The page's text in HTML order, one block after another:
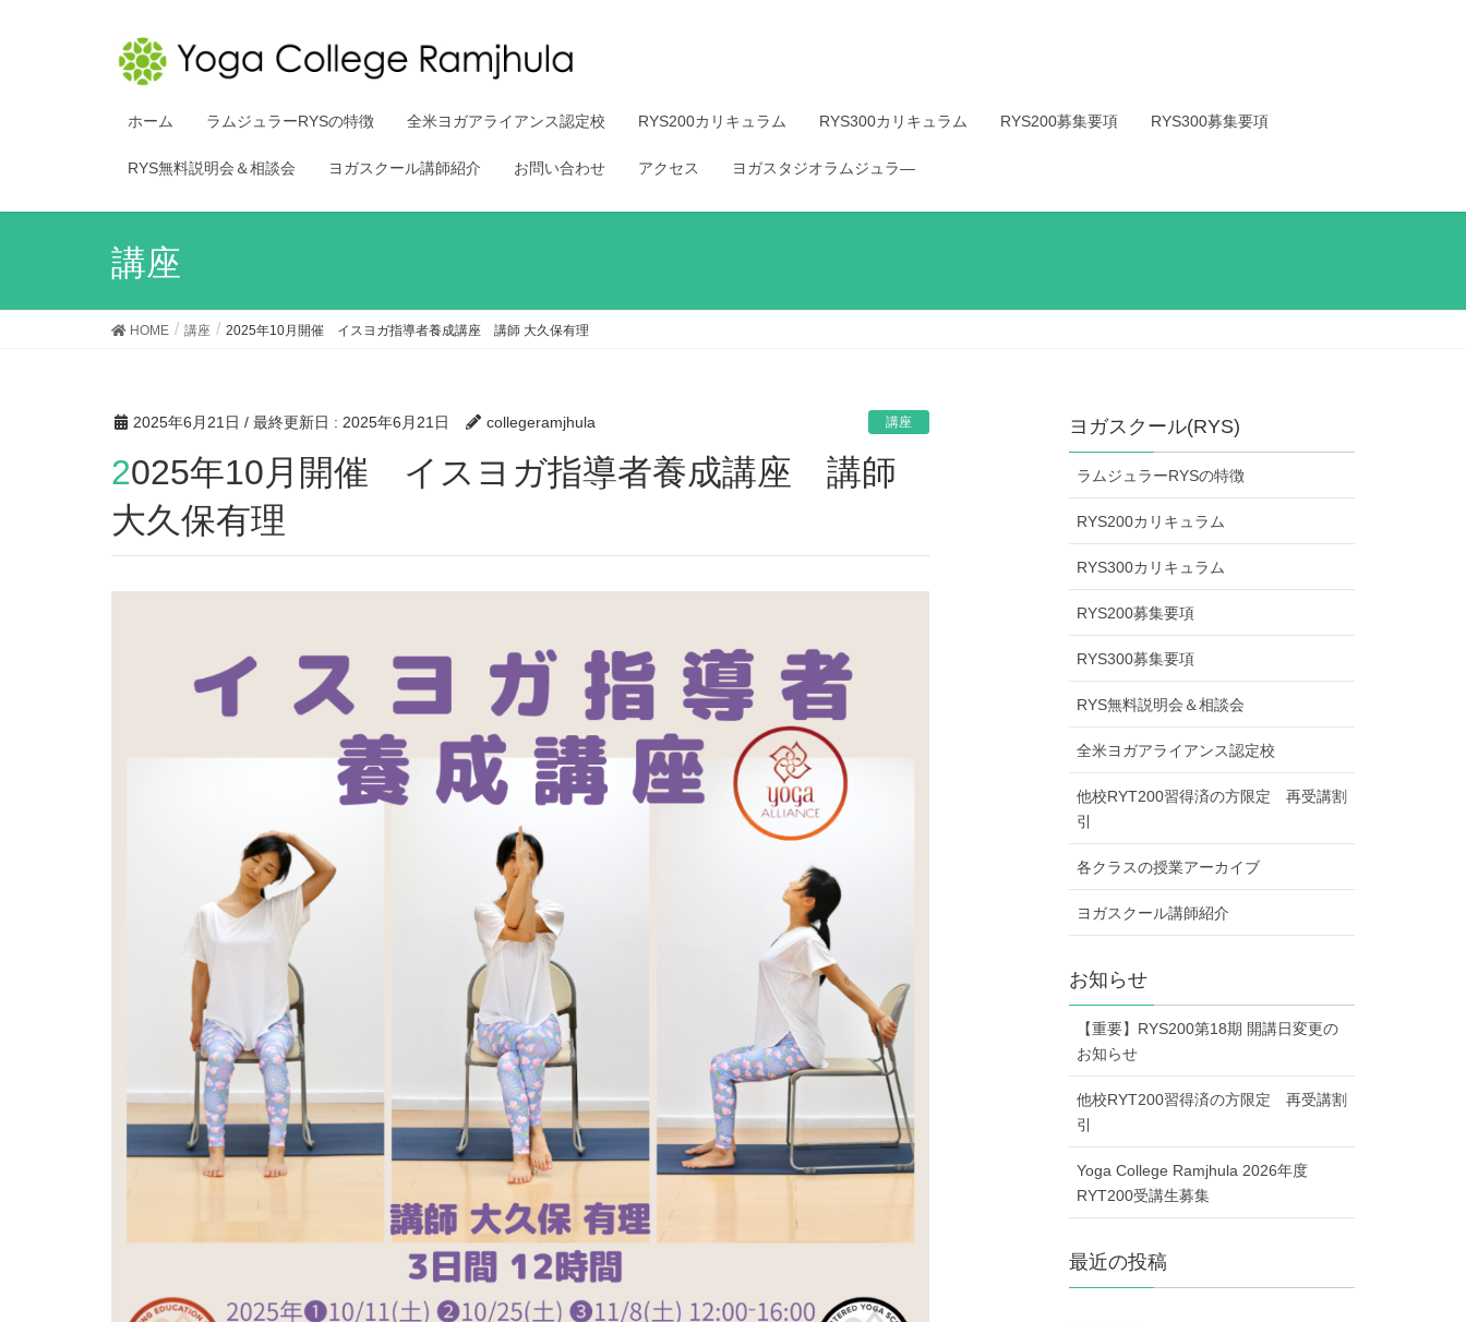
ホーム ラムジュラーRYSの特徴 全米ヨガアライアンス認定校 RYS200カリキュラム RYS300カリキュラム RYS200募集要項 RYS300募集要項
RYS無料説明会＆相談会 ヨガスクール講師紹介 お問い合わせ アクセス ヨガスタジオラムジュラ―
講座
HOME 講座 2025年10月開催 イスヨガ指導者養成講座 講師 大久保有理
2025年6月21日 / 最終更新日 : 2025年6月21日 collegeramjhula 講座
2025年10月開催 イスヨガ指導者養成講座 講師
大久保有理
ヨガスクール(RYS)
ラムジュラーRYSの特徴
RYS200カリキュラム
RYS300カリキュラム
RYS200募集要項
RYS300募集要項
RYS無料説明会＆相談会
全米ヨガアライアンス認定校
他校RYT200習得済の方限定 再受講割
引
各クラスの授業アーカイブ
ヨガスクール講師紹介
お知らせ
【重要】RYS200第18期 開講日変更の
お知らせ
他校RYT200習得済の方限定 再受講割
引
Yoga College Ramjhula 2026年度
RYT200受講生募集
最近の投稿